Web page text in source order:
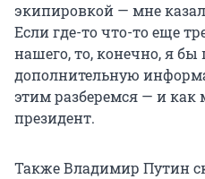
экипировкой — мне
Если где-то что-то еще
нашего, то, конечно, я бы
дополнительную
этим разберемся — и
президент.
Также Владимир Путин